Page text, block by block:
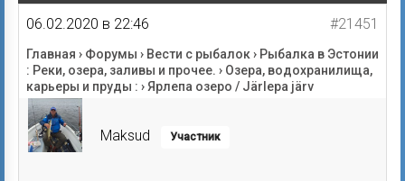
06.02.2020 в 22:46 #21451
Главная › Форумы › Вести с рыбалок› Рыбалка в Эстонии
: Реки, озера, заливы и прочее. › Озера, водохранилища,
карьеры и пруды : ›Ярлепа озеро / Järlepa järv
Maksud Участник